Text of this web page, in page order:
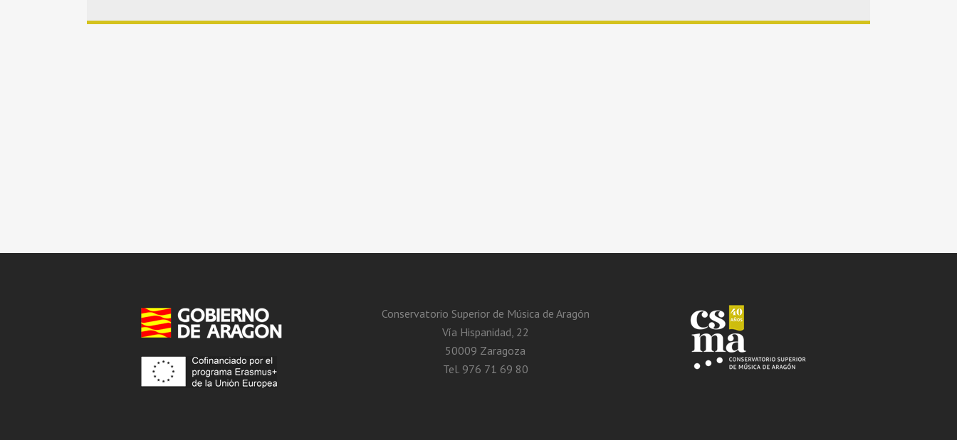
Conservatorio Superior de Música de Aragón
Vía Hispanidad, 22
50009 Zaragoza
Tel. 976 71 69 80